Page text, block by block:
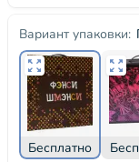
Вариант упаковки:
Бесплатно